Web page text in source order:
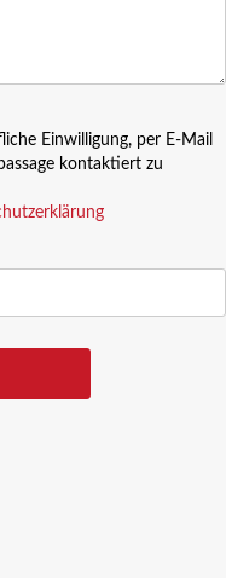
Einwilligung, per E-Mail
kontaktiert zu